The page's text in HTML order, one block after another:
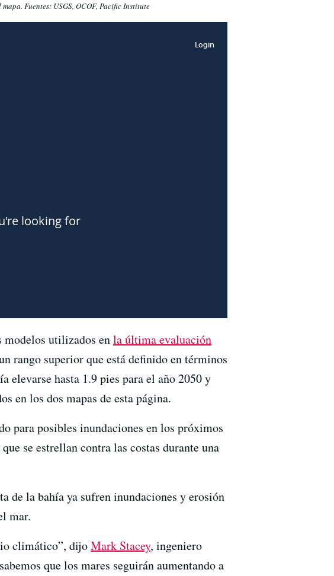
Fuentes: USGS, OCOF, Pacific Institute
modelos utilizados enla última evaluación
rango superior que está definido en términos
elevarse hasta 1.9 pies para el año 2050 y
en los dos mapas de esta página.
para posibles inundaciones en los próximos
se estrellan contra las costas durante una
de la bahía ya sufren inundaciones y erosión
mar.
climático”, dijoMark Stacey, ingeniero
que los mares seguirán aumentando a